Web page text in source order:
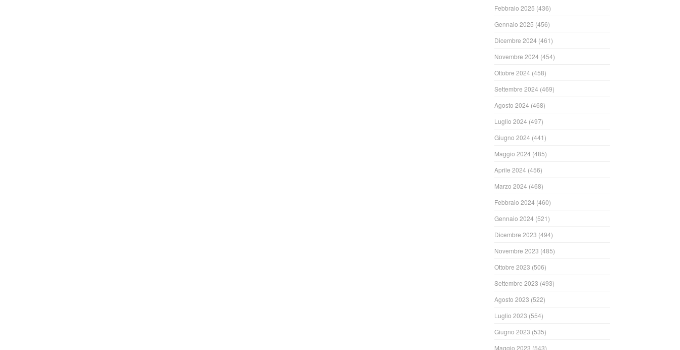
Febbraio 2025 (436)
Gennaio 2025 (456)
Dicembre 2024 (461)
Novembre 2024 (454)
Ottobre 2024 (458)
Settembre 2024 (469)
Agosto 2024 (468)
Luglio 2024 (497)
Giugno 2024 (441)
Maggio 2024 (485)
Aprile 2024 (456)
Marzo 2024 (468)
Febbraio 2024 (460)
Gennaio 2024 (521)
Dicembre 2023 (494)
Novembre 2023 (485)
Ottobre 2023 (506)
Settembre 2023 (493)
Agosto 2023 (522)
Luglio 2023 (554)
Giugno 2023 (535)
Maggio 2023 (543)